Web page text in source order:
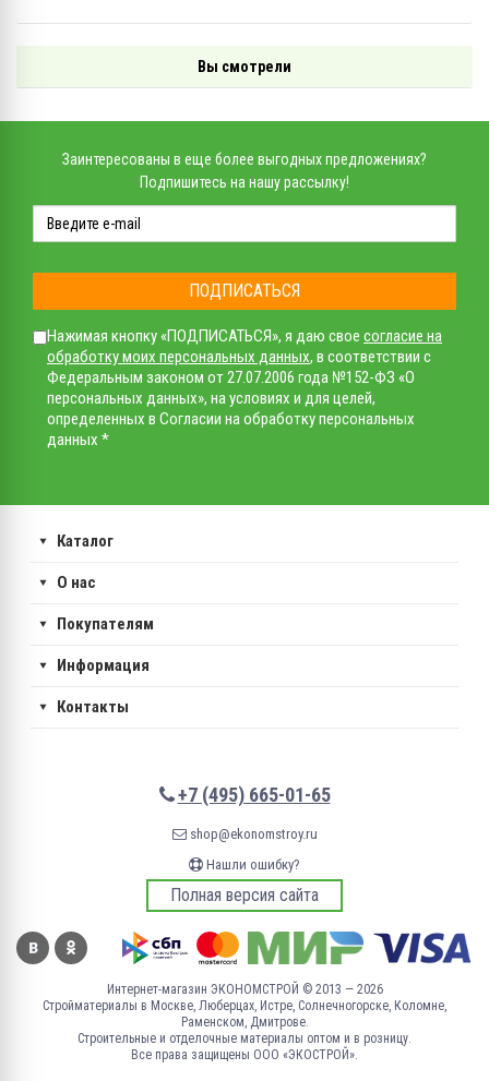
Вы смотрели
Заинтересованы в еще более выгодных предложениях?
Подпишитесь на нашу рассылку!
ПОДПИСАТЬСЯ
Нажимая кнопку «ПОДПИСАТЬСЯ», я даю свое согласие на
обработку моих персональных данных, в соответствии с
Федеральным законом от 27.07.2006 года №152-ФЗ «О
персональных данных», на условиях и для целей,
определенных в Согласии на обработку персональных
данных *
Каталог
О нас
Покупателям
Информация
Контакты
+7 (495) 665-01-65
shop@ekonomstroy.ru
Нашли ошибку?
Полная версия сайта
Интернет-магазин ЭКОНОМСТРОЙ © 2013 — 2026
Стройматериалы в Москве, Люберцах, Истре, Солнечногорске, Коломне,
Раменском, Дмитрове.
Строительные и отделочные материалы оптом и в розницу.
Все права защищены ООО «ЭКОСТРОЙ».